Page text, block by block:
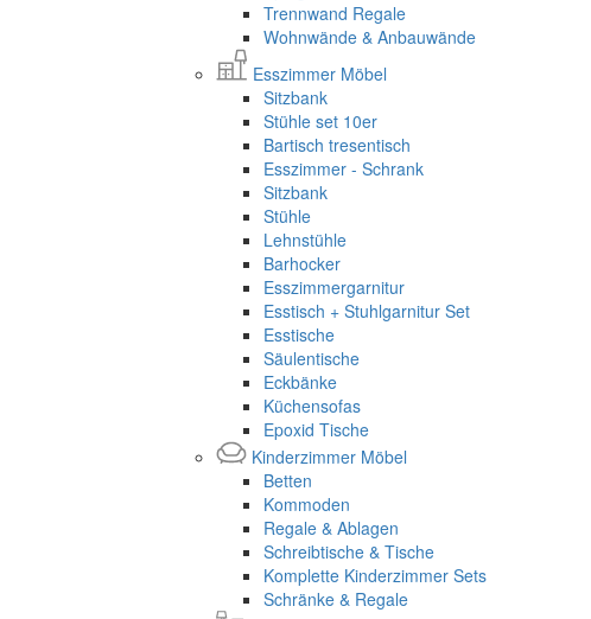
Trennwand Regale
Wohnwände & Anbauwände
Esszimmer Möbel
Sitzbank
Stühle set 10er
Bartisch tresentisch
Esszimmer - Schrank
Sitzbank
Stühle
Lehnstühle
Barhocker
Esszimmergarnitur
Esstisch + Stuhlgarnitur Set
Esstische
Säulentische
Eckbänke
Küchensofas
Epoxid Tische
Kinderzimmer Möbel
Betten
Kommoden
Regale & Ablagen
Schreibtische & Tische
Komplette Kinderzimmer Sets
Schränke & Regale